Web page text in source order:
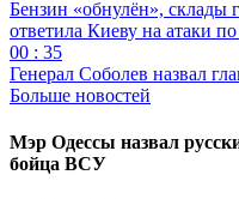
Бензин «обнулён», склады
ответила Киеву на атаки
00 : 35
Генерал Соболев назвал
Больше новостей
Мэр Одессы назвал
бойца ВСУ